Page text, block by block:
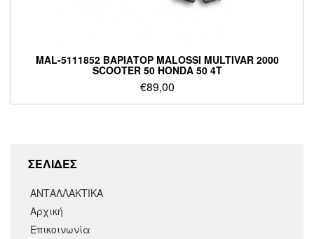
MAL-5111852 ΒΑΡΙΑΤΟΡ MALOSSI MULTIVAR 2000
SCOOTER 50 HONDA 50 4T
€89,00
ΣΕΛΙΔΕΣ
ΑΝΤΑΛΛΑΚΤΙΚΑ
Αρχική
Επικοινωνία